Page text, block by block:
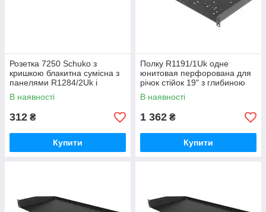
Розетка 7250 Schuko з
кришкою блакитна сумісна з
панелями R1284/2Uk і
R1284/3UK-12
В наявності
312 ₴
Купити
Полку R1191/1Uk одне
юнитовая перфорована для
річок стійок 19" з глибиною
253,5 мм. Сталь 1,5 мм
чорна.
В наявності
1 362 ₴
Купити